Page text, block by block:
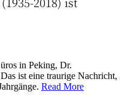
in Peking, Dr.
ist eine traurige Nachricht,
Read More